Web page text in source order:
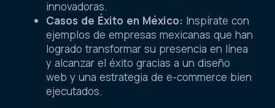
innovadoras.
Casos de Éxito en México: Inspírate con
ejemplos de empresas mexicanas que han
logrado transformar su presencia en línea
y alcanzar el éxito gracias a un diseño
web y una estrategia de e-commerce bien
ejecutados.